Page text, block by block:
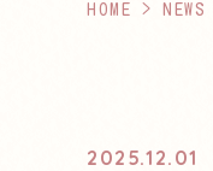
HOME > NEWS
2025.12.01